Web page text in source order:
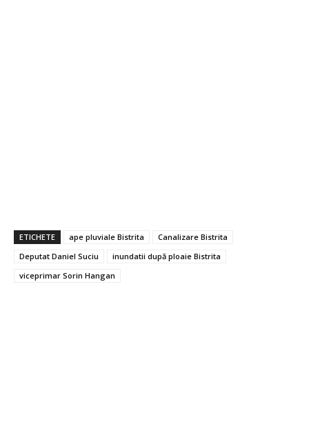
ETICHETE ape pluviale Bistrita
Canalizare Bistrita
Deputat Daniel Suciu
inundatii după ploaie Bistrita
viceprimar Sorin Hangan